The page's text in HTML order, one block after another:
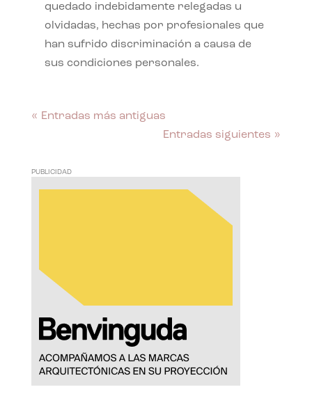
quedado indebidamente relegadas u
olvidadas, hechas por profesionales que
han sufrido discriminación a causa de
sus condiciones personales.
« Entradas más antiguas
Entradas siguientes »
PUBLICIDAD